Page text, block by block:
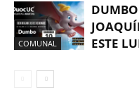
COMUNAL
ESTE